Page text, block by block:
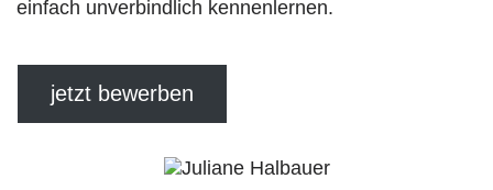
einfach unverbindlich kennenlernen.
jetzt bewerben